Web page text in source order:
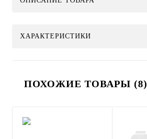
ХАРАКТЕРИСТИКИ
ПОХОЖИЕ ТОВАРЫ (8)